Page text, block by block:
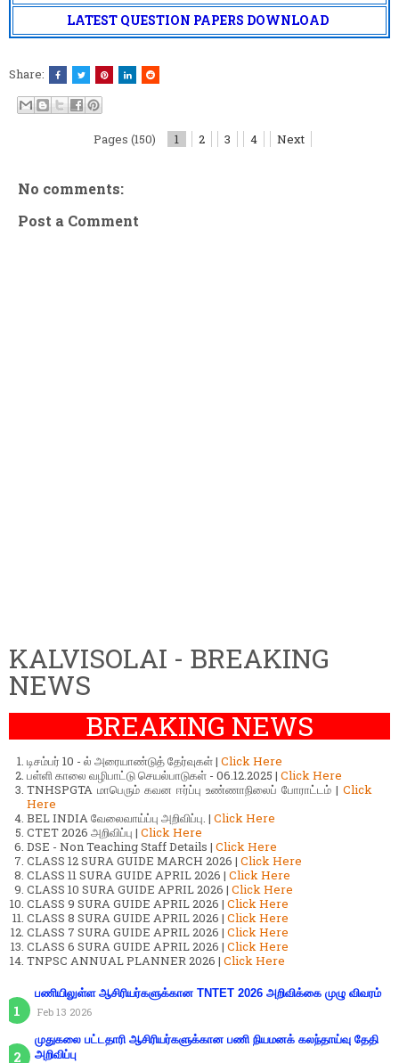
LATEST QUESTION PAPERS DOWNLOAD
Share:
Pages (150) 1 2 3 4 Next
No comments:
Post a Comment
KALVISOLAI - BREAKING
NEWS
BREAKING NEWS
டிசம்பர் 10 - ல் அரையாண்டுத் தேர்வுகள் | Click Here
பள்ளி காலை வழிபாட்டு செயல்பாடுகள் - 06.12.2025 | Click Here
TNHSPGTA மாபெரும் கவன ஈர்ப்பு உண்ணாநிலைப் போராட்டம் | Click
Here
BEL INDIA வேலைவாய்ப்பு அறிவிப்பு. | Click Here
CTET 2026 அறிவிப்பு | Click Here
DSE - Non Teaching Staff Details | Click Here
CLASS 12 SURA GUIDE MARCH 2026 | Click Here
CLASS 11 SURA GUIDE APRIL 2026 | Click Here
CLASS 10 SURA GUIDE APRIL 2026 | Click Here
CLASS 9 SURA GUIDE APRIL 2026 | Click Here
CLASS 8 SURA GUIDE APRIL 2026 | Click Here
CLASS 7 SURA GUIDE APRIL 2026 | Click Here
CLASS 6 SURA GUIDE APRIL 2026 | Click Here
TNPSC ANNUAL PLANNER 2026 | Click Here
பணியிலுள்ள ஆசிரியர்களுக்கான TNTET 2026 அறிவிக்கை முழு விவரம்
Feb 13 2026
முதுகலை பட்டதாரி ஆசிரியர்களுக்கான பணி நியமனக் கலந்தாய்வு தேதி
அறிவிப்பு